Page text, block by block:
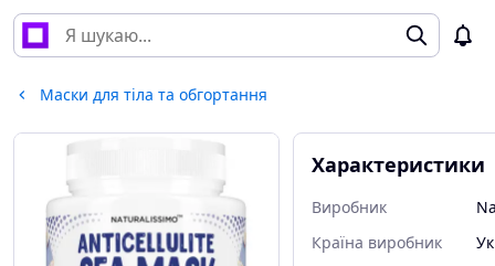
Маски для тіла та обгортання
Характеристики
Виробник
Країна виробник